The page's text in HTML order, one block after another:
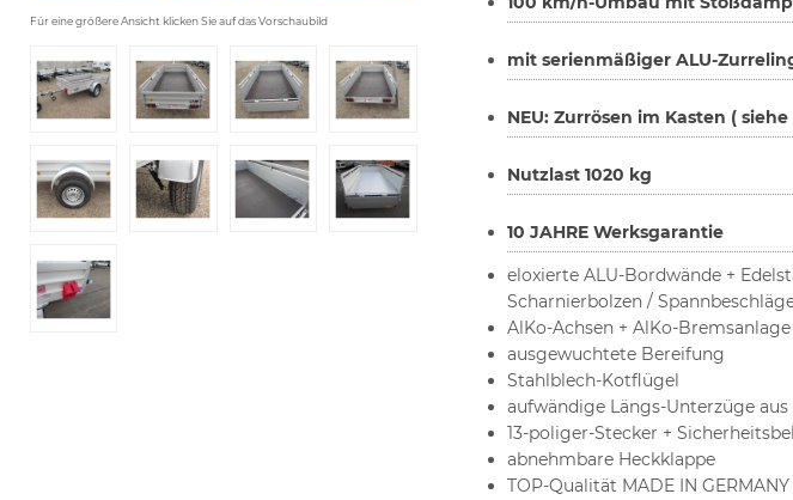
Für eine größere Ansicht klicken Sie auf das Vorschaubild
mit serienmäßiger ALU-
NEU: Zurrösen im Kasten ( siehe
Nutzlast 1020 kg
10 JAHRE Werksgarantie
eloxierte ALU-Bordwände +
Scharnierbolzen /
AlKo-Achsen + AlKo-Bremsanlage
ausgewuchtete Bereifung
Stahlblech-Kotflügel
aufwändige Längs-Unterzüge aus
13-poliger-Stecker +
abnehmbare Heckklappe
TOP-Qualität MADE IN GERMANY